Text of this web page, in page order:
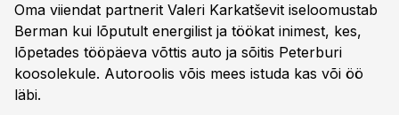
Oma viiendat partnerit Valeri Karkatševit iseloomustab
Berman kui lõputult energilist ja töökat inimest, kes,
lõpetades tööpäeva võttis auto ja sõitis Peterburi
koosolekule. Autoroolis võis mees istuda kas või öö
läbi.